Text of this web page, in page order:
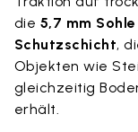
die 5,7 mm Sohle
Schutzschicht,
Objekten wie
gleichzeitig
erhält.